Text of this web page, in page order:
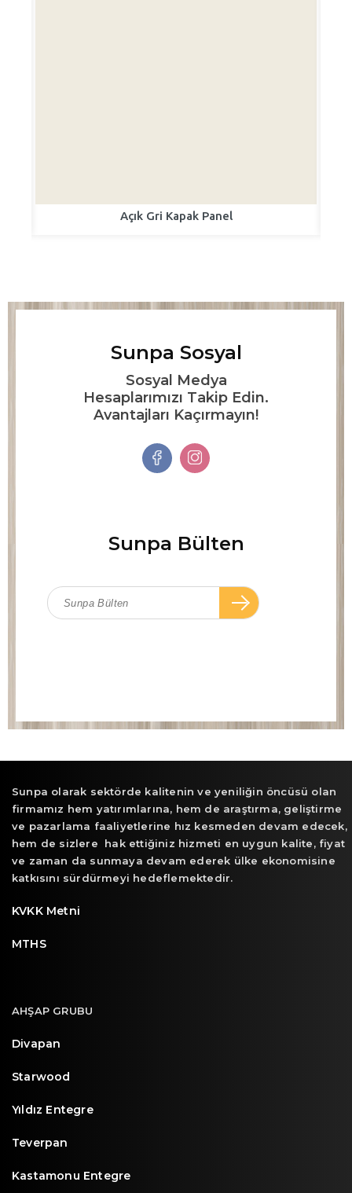
Açık Gri Kapak Panel
Sunpa Sosyal
Sosyal Medya
Hesaplarımızı Takip Edin.
Avantajları Kaçırmayın!
Sunpa Bülten
Sunpa olarak sektörde kalitenin ve yeniliğin öncüsü olan
firmamız hem yatırımlarına, hem de araştırma, geliştirme
ve pazarlama faaliyetlerine hız kesmeden devam edecek,
hem de sizlere hak ettiğiniz hizmeti en uygun kalite, fiyat
ve zaman da sunmaya devam ederek ülke ekonomisine
katkısını sürdürmeyi hedeflemektedir.
KVKK Metni
MTHS
AHŞAP GRUBU
Divapan
Starwood
Yıldız Entegre
Teverpan
Kastamonu Entegre